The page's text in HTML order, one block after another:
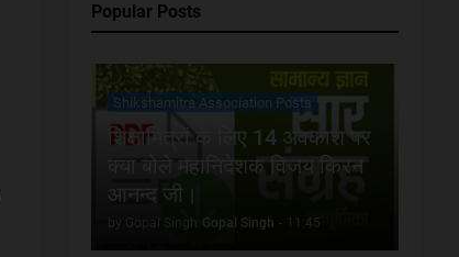
Popular Posts
Shikshamitra Association Posts
शिक्षामित्रों के लिए 14 अवकाश पर
क्या बोले महानिदेशक विजय किरन
आनन्द जी।
by Gopal Singh Gopal Singh - 11:45